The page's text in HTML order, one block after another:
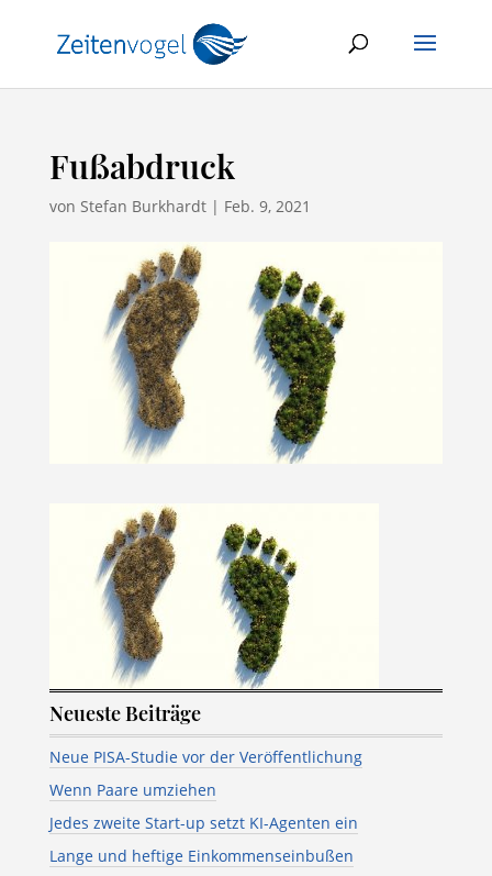
Fußabdruck
von Stefan Burkhardt| Feb. 9, 2021
Neueste Beiträge
Neue PISA-Studie vor der Veröffentlichung
Wenn Paare umziehen
Jedes zweite Start-up setzt KI-Agenten ein
Lange und heftige Einkommenseinbußen